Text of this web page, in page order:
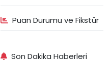
Puan Durumu ve Fikstür
Son Dakika Haberleri